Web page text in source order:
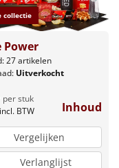
collectie
Power
27 artikelen
Uitverkocht
per stuk
incl. BTW Inhoud
Vergelijken
Verlanglijst